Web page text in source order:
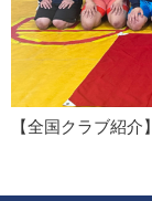
【全国クラブ紹